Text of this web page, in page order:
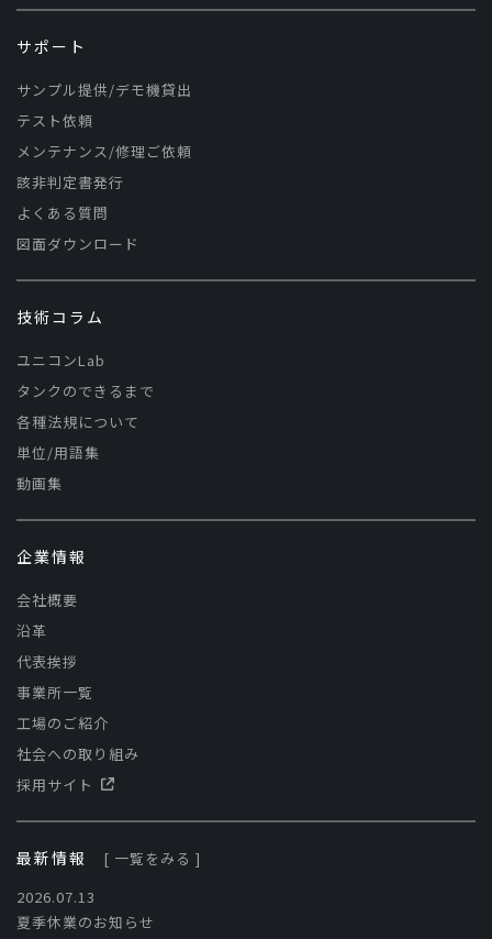
サポート
サンプル提供/デモ機貸出
テスト依頼
メンテナンス/修理ご依頼
該非判定書発行
よくある質問
図面ダウンロード
技術コラム
ユニコンLab
タンクのできるまで
各種法規について
単位/用語集
動画集
企業情報
会社概要
沿革
代表挨拶
事業所一覧
工場のご紹介
社会への取り組み
採用サイト
最新情報
[ 一覧をみる ]
2026.07.13
夏季休業のお知らせ